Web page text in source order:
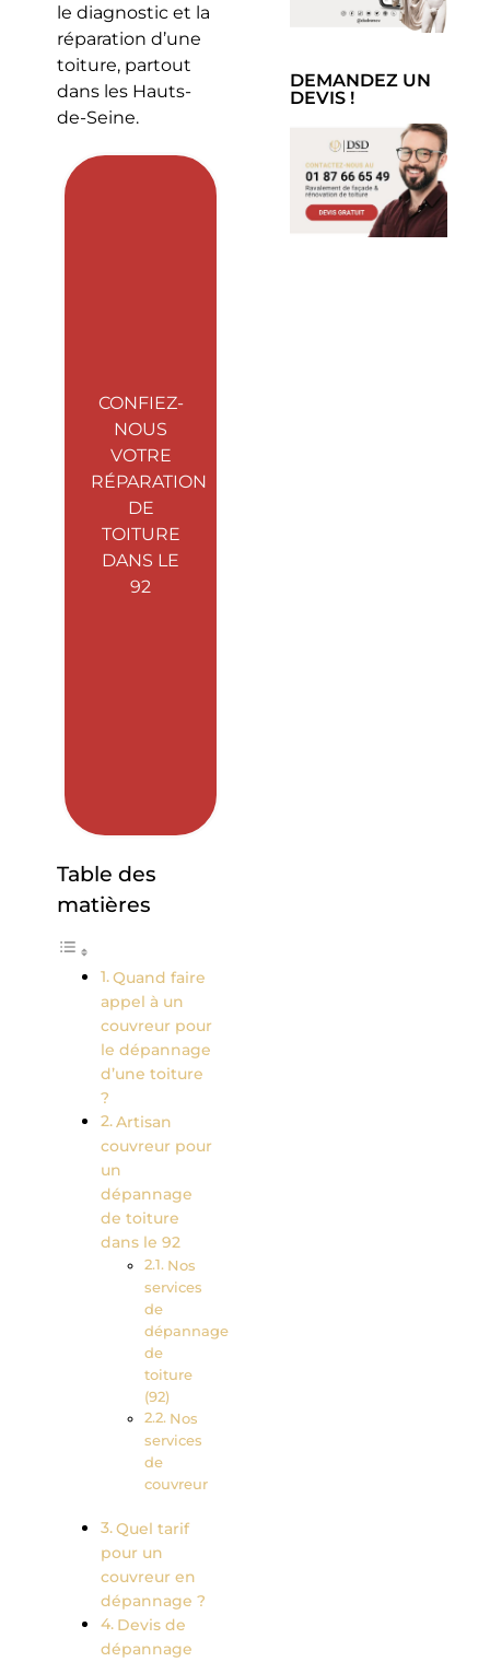
le diagnostic et la
réparation d’une
toiture, partout
dans les Hauts-
de-Seine.
CONFIEZ-
NOUS
VOTRE
RÉPARATION
DE
TOITURE
DANS LE
92
Table des
matières
Quand faire
appel à un
couvreur pour
le dépannage
d’une toiture
?
Artisan
couvreur pour
un
dépannage
de toiture
dans le 92
Nos
services
de
dépannage
de
toiture
(92)
Nos
services
de
couvreur
Quel tarif
pour un
couvreur en
dépannage ?
Devis de
dépannage
DEMANDEZ UN
DEVIS !